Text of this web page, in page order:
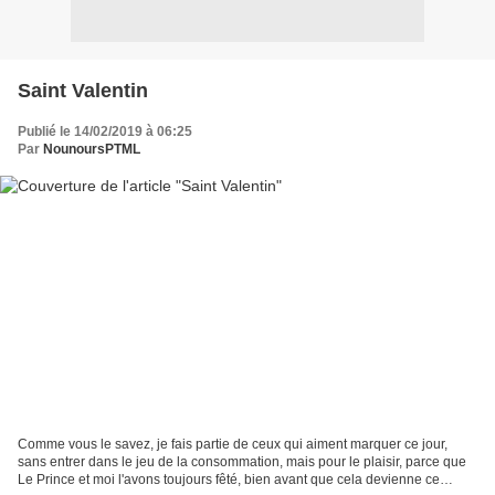
Saint Valentin
Publié le 14/02/2019 à 06:25
Par NounoursPTML
Comme vous le savez, je fais partie de ceux qui aiment marquer ce jour,
sans entrer dans le jeu de la consommation, mais pour le plaisir, parce que
Le Prince et moi l'avons toujours fêté, bien avant que cela devienne ce